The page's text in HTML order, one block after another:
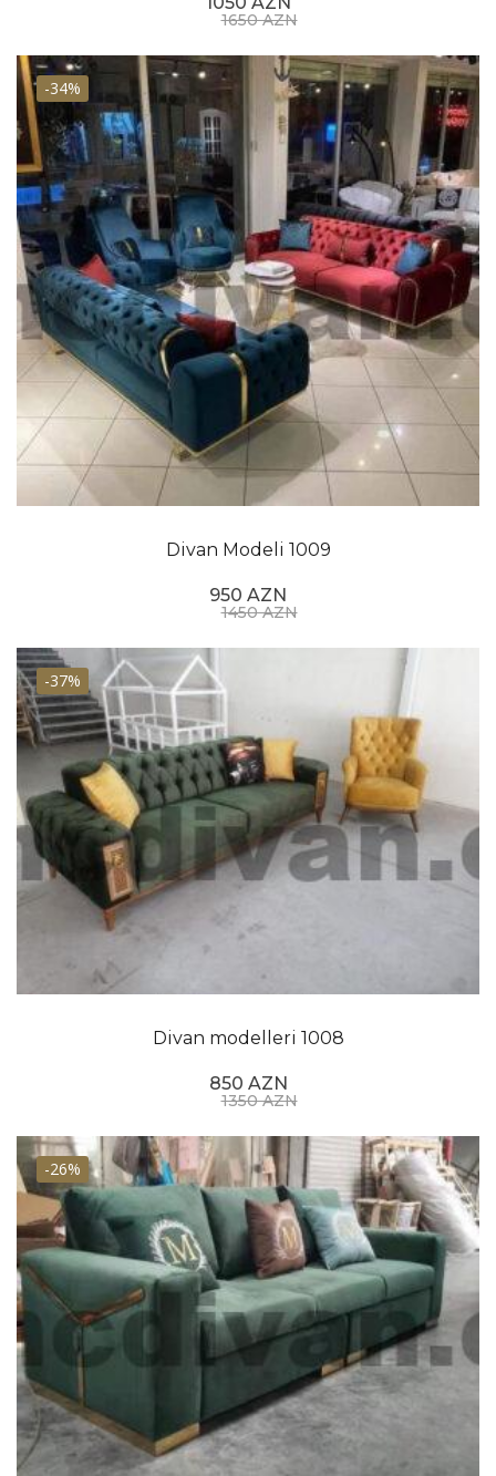
1650 AZN
-34%
Divan Modeli 1009
950 AZN
1450 AZN
-37%
Divan modelleri 1008
850 AZN
1350 AZN
-26%